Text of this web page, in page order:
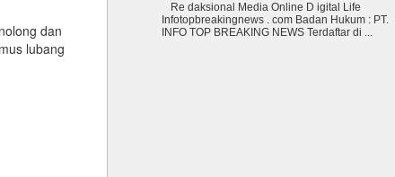
dan
lubang
Re daksional Media Online D igital Life
Infotopbreakingnews . com Badan Hukum : PT.
INFO TOP BREAKING NEWS Terdaftar di ...